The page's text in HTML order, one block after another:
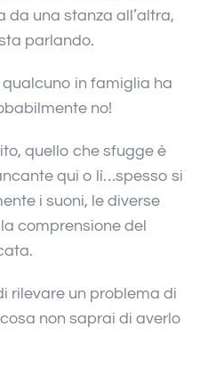
una stanza all’altra,
parlando.
in famiglia ha
no!
quello che sfugge è
qui o lì…spesso si
i suoni, le diverse
comprensione del
rilevare un problema di
non saprai di averlo